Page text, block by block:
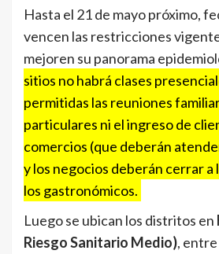
Hasta el 21 de mayo próximo,
vencen las restricciones
mejoren su panorama
sitios no habrá clases
permitidas las reuniones
particulares ni el ingreso de
comercios (que deberán
y los negocios deberán cerrar a
los gastronómicos.
Luego se ubican los distritos en
Riesgo Sanitario Medio),